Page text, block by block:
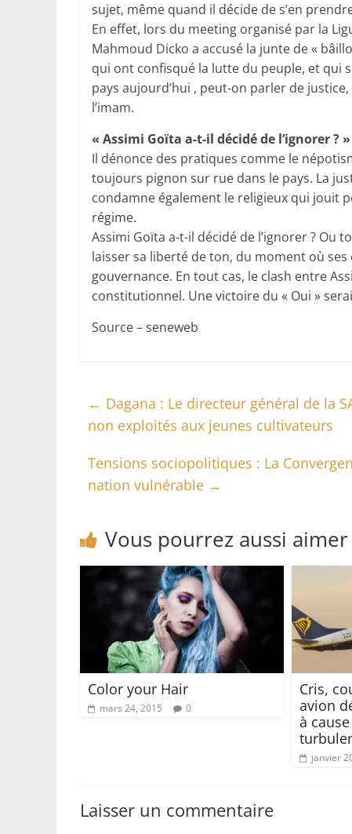
sujet, même quand il décide de s’en
En effet, lors du meeting organisé par la
Mahmoud Dicko a accusé la junte de «
qui ont confisqué la lutte du peuple, et qui
pays aujourd’hui , peut-on parler de
l’imam.
« Assimi Goïta a-t-il décidé de l’ignorer ? »
Il dénonce des pratiques comme le
toujours pignon sur rue dans le pays. La
condamne également le religieux qui jouit
régime.
Assimi Goïta a-t-il décidé de l’ignorer ?
laisser sa liberté de ton, du moment où
gouvernance. En tout cas, le clash entre
constitutionnel. Une victoire du « Oui »
Source – seneweb
← Dagana : Le directeur général de la
non exploités aux jeunes cultivateurs
Tensions sociopolitiques : La
nation vulnérable →
Vous pourrez aussi aimer
Color your Hair
mars 24, 2015 0
Cris,
avion
à
janvier
Laisser un commentaire